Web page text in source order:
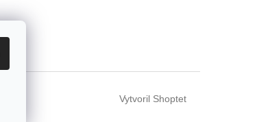
Vytvoril Shoptet